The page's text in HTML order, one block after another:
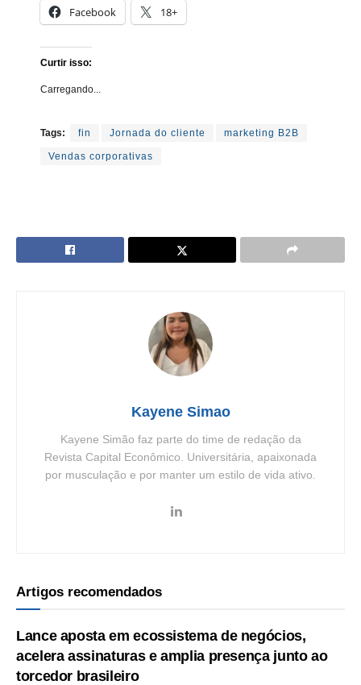
Facebook 18+
Curtir isso:
Carregando...
Tags: fin Jornada do cliente marketing B2B
Vendas corporativas
Kayene Simao
Kayene Simão faz parte do time de redação da
Revista Capital Econômico. Universitária, apaixonada
por musculação e por manter um estilo de vida ativo.
Artigos recomendados
Lance aposta em ecossistema de negócios,
acelera assinaturas e amplia presença junto ao
torcedor brasileiro